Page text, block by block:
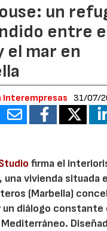
un
entre
el mar en
Interempresas 31/07/
firma el
una vivienda situada
(Marbella)
diálogo constante